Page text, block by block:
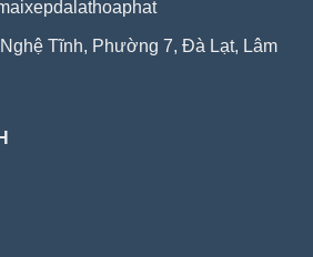
Tĩnh, Phường 7, Đà Lạt, Lâm